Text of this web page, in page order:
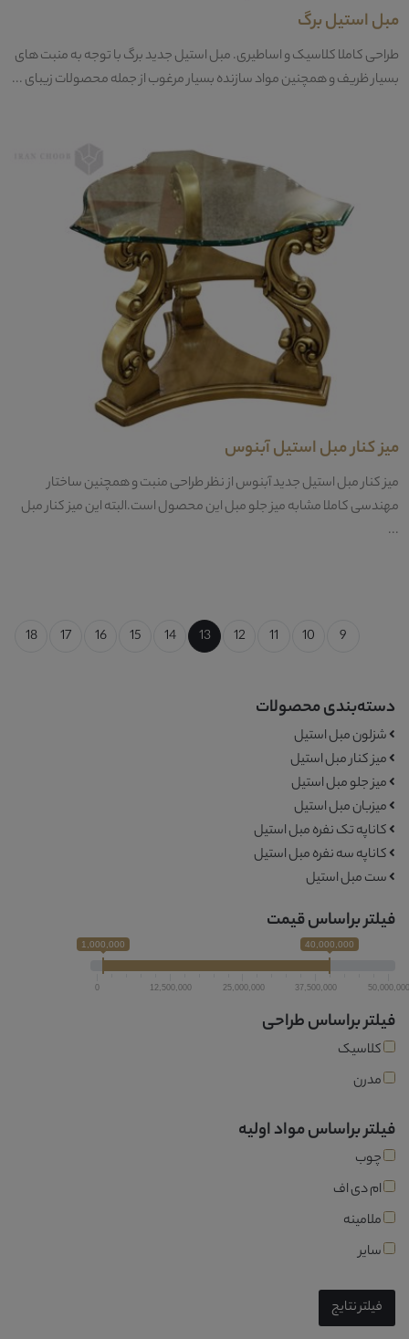
دسته‌بندی محصولات
شزلون مبل استیل
میز کنار مبل استیل
میز جلو مبل استیل
میزبان مبل استیل
کاناپه تک نفره مبل استیل
کاناپه سه نفره مبل استیل
ست مبل استیل
فیلتر براساس قیمت
1,000,000 40,000,000
0 12,500,000 25,000,000 37,500,000 50,000,000
فیلتر براساس طراحی
کلاسیک
مدرن
فیلتر براساس مواد اولیه
چوب
ام دی اف
ملامینه
سایر
فیلتر نتایج
مبل استیل برگ
طراحی کاملا کلاسیک و اساطیری. مبل استیل جدید برگ با توجه به منبت های
بسیار ظریف و همچنین مواد سازنده بسیار مرغوب از جمله محصولات زیبای ...
میز کنار مبل استیل آبنوس
میز کنار مبل استیل جدید آبنوس از نظر طراحی منبت و همچنین ساختار
مهندسی کاملا مشابه میز جلو مبل این محصول است.البته این میز کنار مبل
...
9
10
11
12
13
14
15
16
17
18